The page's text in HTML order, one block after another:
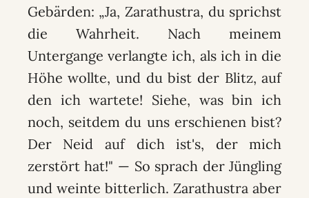
Gebärden: „Ja, Zarathustra, du sprichst
die Wahrheit. Nach meinem
Untergange verlangte ich, als ich in die
Höhe wollte, und du bist der Blitz, auf
den ich wartete! Siehe, was bin ich
noch, seitdem du uns erschienen bist?
Der Neid auf dich ist's, der mich
zerstört hat!" — So sprach der Jüngling
und weinte bitterlich. Zarathustra aber